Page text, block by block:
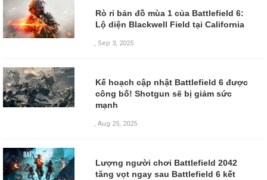
Rò rỉ bản đồ mùa 1 của Battlefield 6:
Lộ diện Blackwell Field tại California
, Sep 3, 2025
Kế hoạch cập nhật Battlefield 6 được
công bố! Shotgun sẽ bị giảm sức
mạnh
,Aug 25, 2025
Lượng người chơi Battlefield 2042
tăng vọt ngay sau Battlefield 6 kết